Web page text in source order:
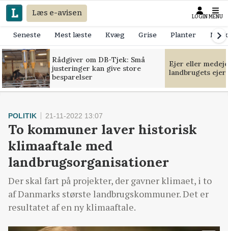
Læs e-avisen LOGIN MENU
Seneste Mest læste Kvæg Grise Planter
Rådgiver om DB-Tjek: Små
justeringer kan give store
besparelser
Ejer eller
landbrugets
POLITIK 21-11-2022 13:07
To kommuner laver historisk
klimaaftale med
landbrugsorganisationer
Der skal fart på projekter, der gavner klimaet, i to
af Danmarks største landbrugskommuner. Det er
resultatet af en ny klimaaftale.